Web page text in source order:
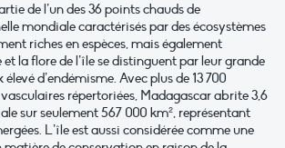
de l’un des 36 points chauds de
mondiale caractérisés par des écosystèmes
riches en espèces, mais également
la flore de l’île se distinguent par leur grande
d’endémisme. Avec plus de 13 700
répertoriées, Madagascar abrite 3,6
sur seulement 567 000 km², représentant
L’île est aussi considérée comme une